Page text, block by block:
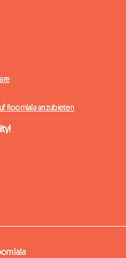
Roomlala anzubieten